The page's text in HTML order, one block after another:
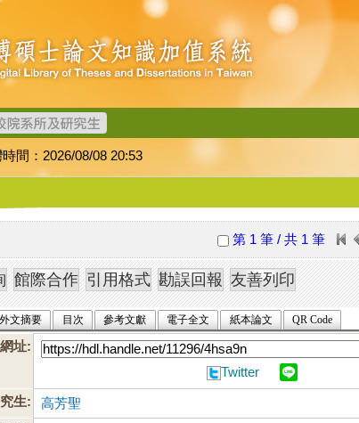
間：2026/08/08 20:53
第 1 筆 / 共 1 筆
外文摘要 目次 參考文獻 電子全文 紙本論文 QR Code
址:
Twitter
生:
高芳聖